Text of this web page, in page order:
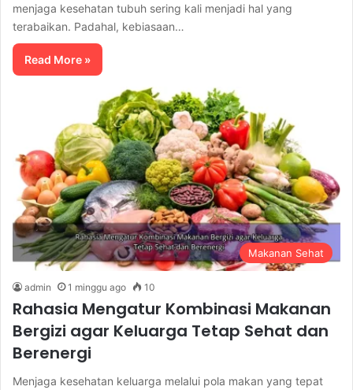
menjaga kesehatan tubuh sering kali menjadi hal yang
terabaikan. Padahal, kebiasaan…
Read More »
Makanan Sehat
admin 1 minggu ago 10
Rahasia Mengatur Kombinasi Makanan
Bergizi agar Keluarga Tetap Sehat dan
Berenergi
Menjaga kesehatan keluarga melalui pola makan yang tepat